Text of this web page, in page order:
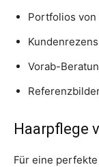
Portfolios
Vorab-
Haarpflege
Für eine